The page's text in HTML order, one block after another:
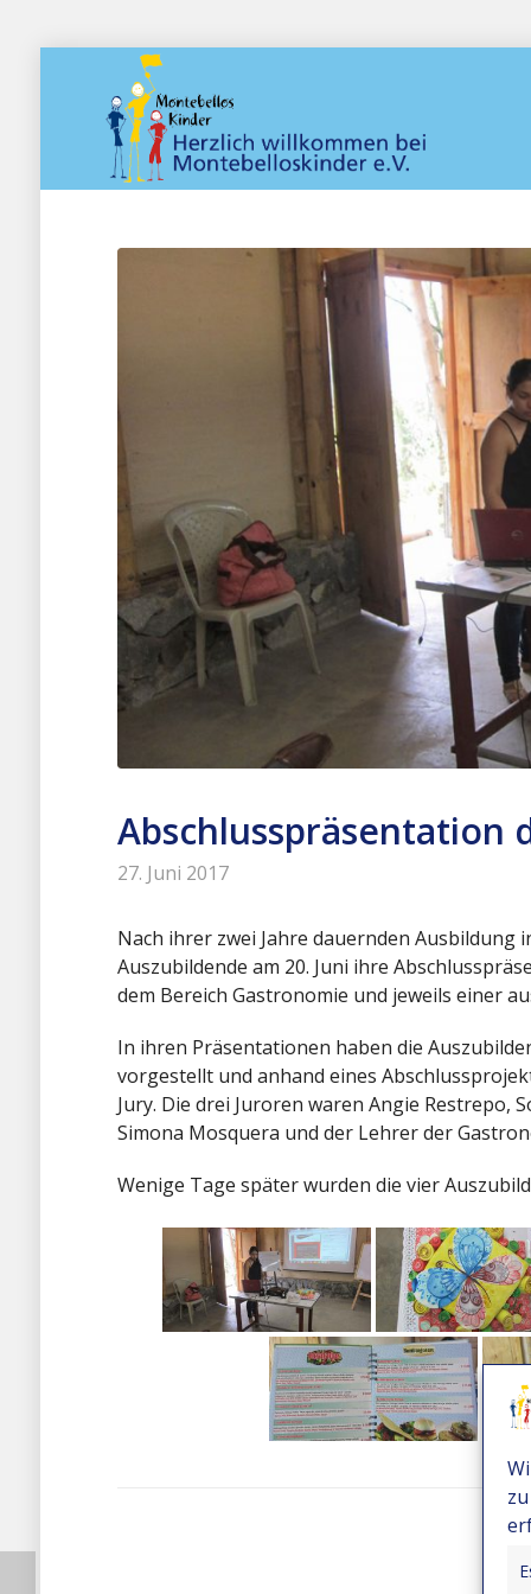
Abschlusspräsentation
27. Juni 2017
Nach ihrer zwei Jahre dauernden Ausbildung
Auszubildende am 20. Juni ihre
dem Bereich Gastronomie und jeweils einer
In ihren Präsentationen haben die
vorgestellt und anhand eines
Jury. Die drei Juroren waren Angie Restrepo,
Simona Mosquera und der Lehrer der
Wenige Tage später wurden die vier